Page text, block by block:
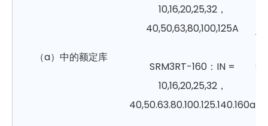
（a）中的额定库
10,16,20,25,32，
40,50,63,80,100,125A
SRM3RT-160：IN =
10,16,20,25,32，
40,50.63.80.100.125.140.160a